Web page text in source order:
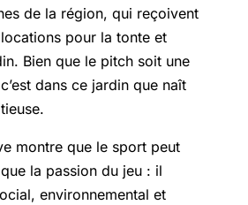
de la région, qui reçoivent
pour la tonte et
Bien que le pitch soit une
dans ce jardin que naît
montre que le sport peut
la passion du jeu : il
environnemental et